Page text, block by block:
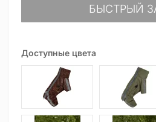
Доступные цвета
БЫСТРЫЙ